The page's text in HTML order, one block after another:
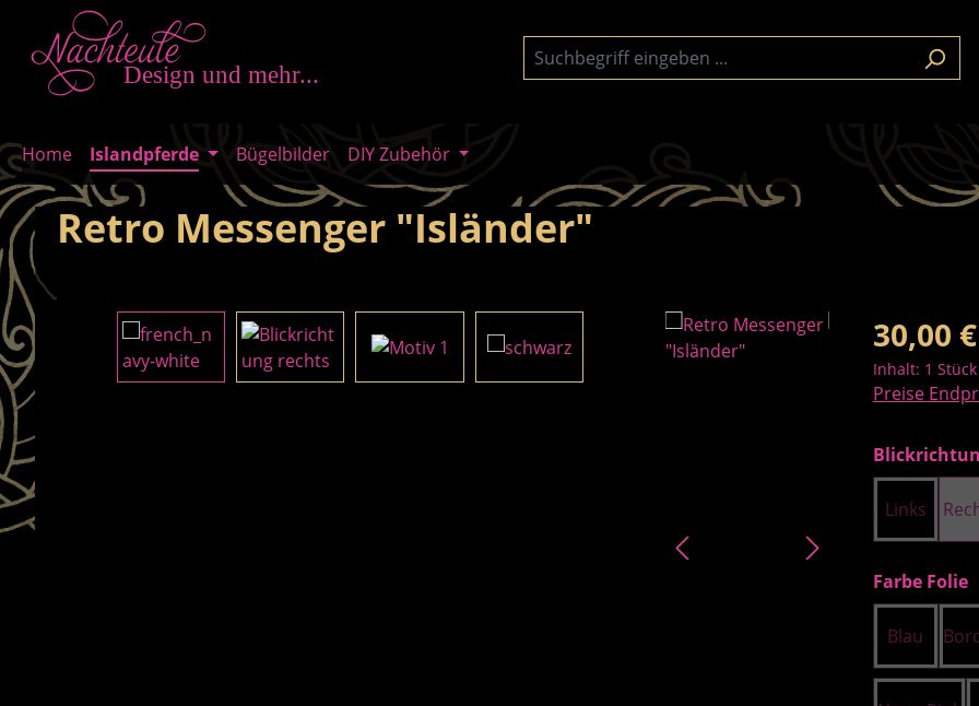
Hauptinhalt springen
Zur Suche springen
Zur Hauptnavigation springen
Home Islandpferde Bügelbilder DIY Zubehör
Retro Messenger "Isländer"
Bildergalerie überspringen Regulärer
30,00 €
Inhalt: 1 Stück
Preise
Links
Farbe Folie
Blau